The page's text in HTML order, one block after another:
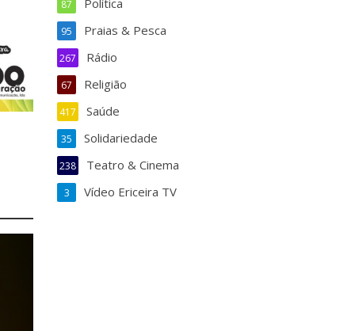
Política
87
Praias & Pesca
95
Rádio
267
Religião
67
Saúde
417
Solidariedade
35
Teatro & Cinema
238
Vídeo Ericeira TV
3